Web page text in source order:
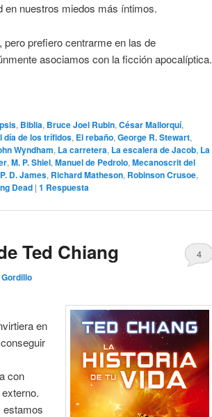
en nuestros miedos más íntimos.
prefiero centrarme en las de
asociamos con la ficción apocalíptica.
, Biblia, Bruce Joel Rubin, César Mallorquí,
día de los trífidos, El rebaño, George R. Stewart,
Wyndham, La carretera, La escalera de Jacob, La
, M. P. Shiel, Manuel de Pedrolo, Mecanoscrit del
P. D. James, Richard Matheson, Robinson Crusoe,
Dead | 1 Respuesta
Ted Chiang 4
en
con
estamos